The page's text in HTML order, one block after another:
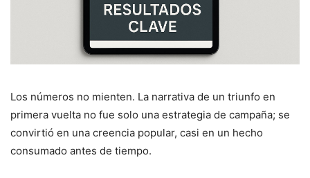
Los números no mienten. La narrativa de un triunfo en
primera vuelta no fue solo una estrategia de campaña; se
convirtió en una creencia popular, casi en un hecho
consumado antes de tiempo.